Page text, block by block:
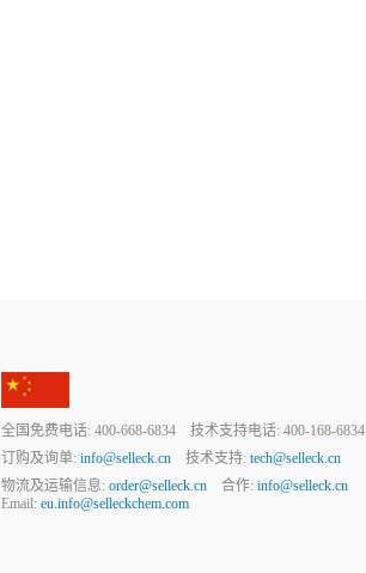
全国免费电话: 400-668-6834 技术支持电话: 400-168-6834
订购及询单: info@selleck.cn 技术支持: tech@selleck.cn
物流及运输信息: order@selleck.cn 合作: info@selleck.cn
Email: eu.info@selleckchem.com